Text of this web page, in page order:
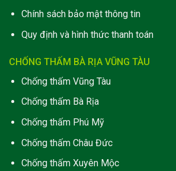
Chính sách bảo mật thông tin
Quy định và hình thức thanh toán
CHỐNG THẤM BÀ RỊA VŨNG TÀU
Chống thấm Vũng Tàu
Chống thấm Bà Rịa
Chống thấm Phú Mỹ
Chống thấm Châu Đức
Chống thấm Xuyên Mộc